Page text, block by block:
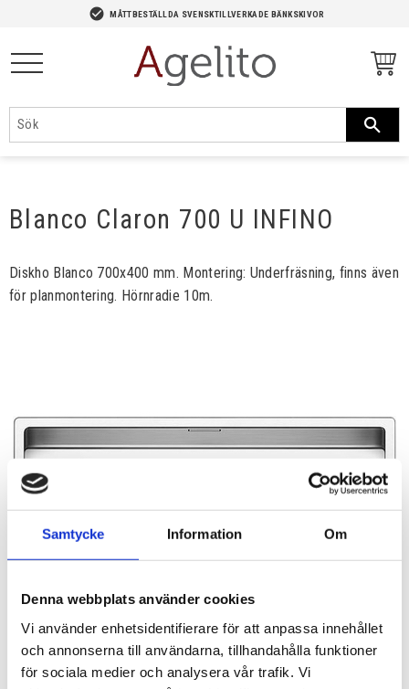
Samtycke Information Om
Denna webbplats använder cookies
Vi använder enhetsidentifierare för att anpassa innehållet
och annonserna till användarna, tillhandahålla funktioner
för sociala medier och analysera vår trafik. Vi
check_circle MÅTTBESTÄLLDA SVENSKTILLVERKADE BÄNKSKIVOR
Blanco Claron 700 U INFINO
Diskho Blanco 700x400 mm. Montering: Underfräsning, finns även
för planmontering. Hörnradie 10m.